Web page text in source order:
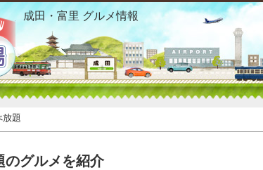
富里 和食 食べ放題 お勧めグルメ おすすめ情報
成田・富里 グルメ情報
放題
グルメを紹介